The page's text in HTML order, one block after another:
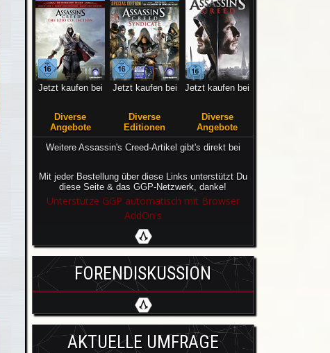
Jetzt kaufen bei
Diverse
Angebote
Jetzt kaufen bei
Diverse
Editionen
Jetzt kaufen bei
Diverse
Angebote
Weitere Assassin's Creed-Artikel gibt's direkt bei
Mit jeder Bestellung über diese Links unterstützt Du
diese Seite & das GGP-Netzwerk, danke!
Unterstütze GGP automatisch mit Browser
AddOn's
FORENDISKUSSION
AKTUELLE UMFRAGE